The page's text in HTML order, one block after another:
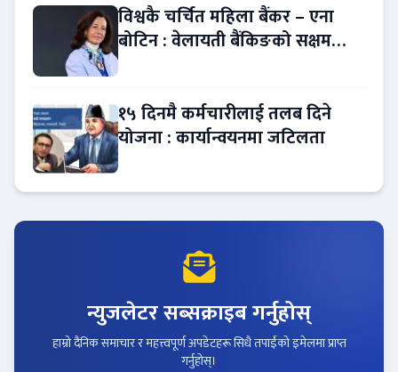
विश्वकै चर्चित महिला बैंकर – एना
बोटिन : वेलायती बैंकिङको सक्षम
१५ दिनमै कर्मचारीलाई तलब दिने
योजना : कार्यान्वयनमा जटिलता
न्युजलेटर सब्सक्राइब गर्नुहोस्
हाम्रो दैनिक समाचार र महत्त्वपूर्ण अपडेटहरू सिधै तपाईंको इमेलमा प्राप्त
गर्नुहोस्।